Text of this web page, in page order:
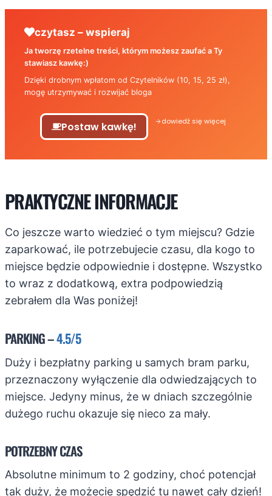
czytasz – wspieraj
Ja tworzę rzetelne treści, którym możesz zaufać a Ty
stawiasz kawkę:)
Dzięki drobnym wpłatom od Czytelników (10, 15, 25 zł),
mogę utrzymywać i rozwijać bloga
Postaw kawkę! dowiedź się więcej
PRAKTYCZNE INFORMACJE
Co jeszcze warto wiedzieć o tym miejscu? Gdzie
zaparkować, ile potrzebujecie czasu, dla kogo to
miejsce będzie odpowiednie i dostępne. Wszystko
to wraz z dodatkową, extra podpowiedzią
zebrałem dla Was poniżej!
PARKING –4.5/5
Duży i bezpłatny parking u samych bram parku,
przeznaczony wyłączenie dla odwiedzających to
miejsce. Jedyny minus, że w dniach szczególnie
dużego ruchu okazuje się nieco za mały.
POTRZEBNY CZAS
Absolutne minimum to 2 godziny, choć potencjał
tak duży, że możecie spędzić tu nawet cały dzień!